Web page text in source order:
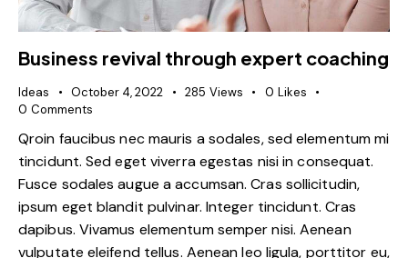
Business revival through expert coaching
Ideas October 4, 2022 285 Views 0 Likes
0 Comments
Qroin faucibus nec mauris a sodales, sed elementum mi
tincidunt. Sed eget viverra egestas nisi in consequat.
Fusce sodales augue a accumsan. Cras sollicitudin,
ipsum eget blandit pulvinar. Integer tincidunt. Cras
dapibus. Vivamus elementum semper nisi. Aenean
vulputate eleifend tellus. Aenean leo ligula, porttitor eu,